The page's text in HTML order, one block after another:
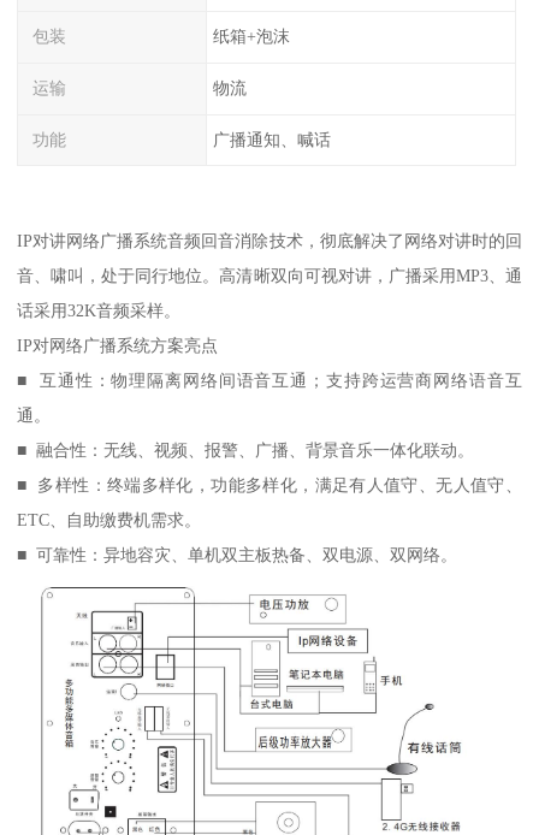
包装 纸箱+泡沫
运输 物流
功能 广播通知、喊话
IP对讲网络广播系统音频回音消除技术，彻底解决了网络对讲时的回
音、啸叫，处于同行地位。高清晰双向可视对讲，广播采用MP3、通
话采用32K音频采样。
IP对网络广播系统方案亮点
■ 互通性：物理隔离网络间语音互通；支持跨运营商网络语音互
通。
■ 融合性：无线、视频、报警、广播、背景音乐一体化联动。
■ 多样性：终端多样化，功能多样化，满足有人值守、无人值守、
ETC、自助缴费机需求。
■ 可靠性：异地容灾、单机双主板热备、双电源、双网络。